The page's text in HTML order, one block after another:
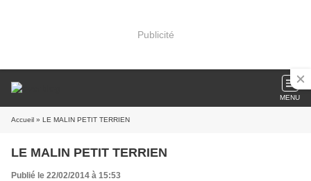
Publicité
MENU
Accueil » LE MALIN PETIT TERRIEN
LE MALIN PETIT TERRIEN
Publié le 22/02/2014 à 15:53